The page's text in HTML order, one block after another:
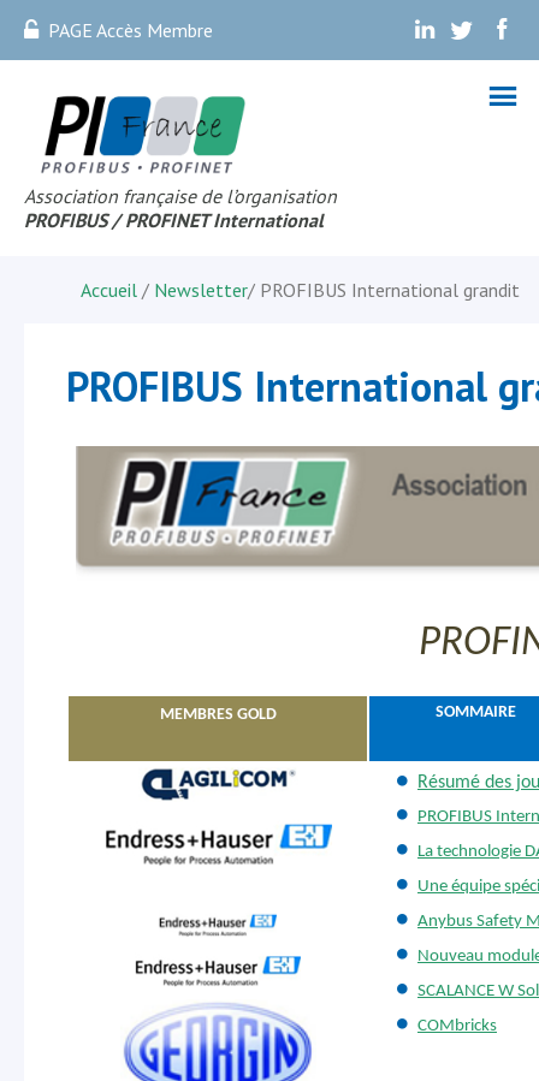
PAGE Accès Membre . . .
Association française de l’organisation
PROFIBUS / PROFINET International
Accueil / Newsletter/ PROFIBUS International grandit
PROFIBUS International
MEMBRES GOLD SOMMAIRE
Résumé des
PROFIBUS
La technologie
Une équipe
Anybus Safety
Nouveau
SCALANCE W
COMbricks